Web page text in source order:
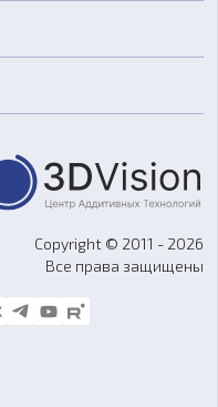
литья
Copyright © 2011 - 2026
Все права защищены